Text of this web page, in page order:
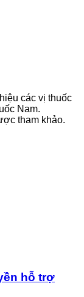
các vị thuốc
Nam.
tham khảo.
hỗ trợ